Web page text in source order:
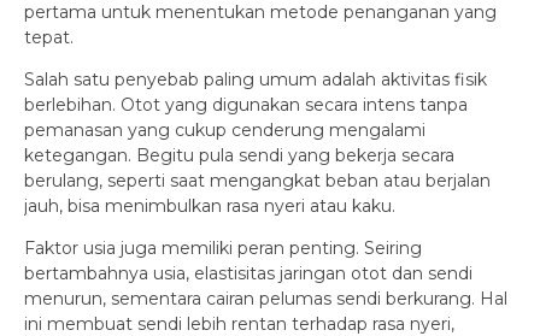
pertama untuk menentukan metode penanganan yang
tepat.
Salah satu penyebab paling umum adalah aktivitas fisik
berlebihan. Otot yang digunakan secara intens tanpa
pemanasan yang cukup cenderung mengalami
ketegangan. Begitu pula sendi yang bekerja secara
berulang, seperti saat mengangkat beban atau berjalan
jauh, bisa menimbulkan rasa nyeri atau kaku.
Faktor usia juga memiliki peran penting. Seiring
bertambahnya usia, elastisitas jaringan otot dan sendi
menurun, sementara cairan pelumas sendi berkurang. Hal
ini membuat sendi lebih rentan terhadap rasa nyeri,